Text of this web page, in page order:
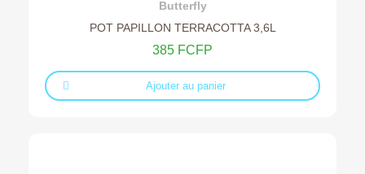
Butterfly
POT PAPILLON TERRACOTTA 3,6L
385 FCFP
Ajouter au panier